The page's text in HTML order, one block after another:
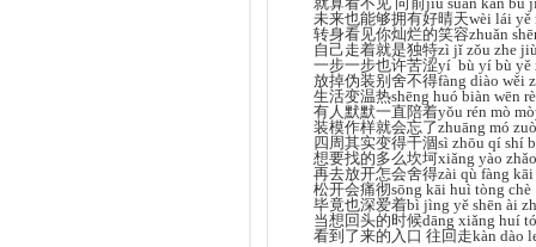
未来也能够拥有好晴天wèi lái
转身看见你灿烂的笑容zhuǎn
自己走着就是独特zì jǐ zǒu zhe
一步一步也许苦涩yí bù yí bù yě
放掉伪装别舍不得fàng diào wěi
生活变温热shēng huó biàn wēn
有人默默一直陪着yǒu rén mò
装模作样就会忘了zhuāng mó
四周其实变得干涸sì zhōu qí shí
想要找的多么坎坷xiǎng yào
再去放开怎会舍得zài qù fàng kāi
松开会痛彻sōng kāi huì tòng chè
毕竟也深爱着bì jìng yě shēn ài
当想回头的时候dāng xiǎng huí
看到了来的入口 往回走kàn dào